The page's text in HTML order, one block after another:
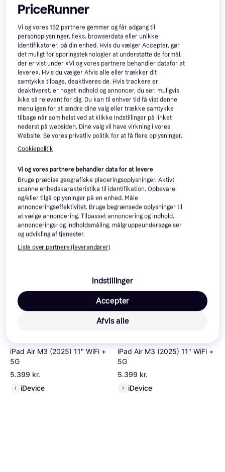
iPad Air M3 (2025) 11" WiFi +
5G
5.399 kr.
iDevice
iPad Air M3 (2025) 11" WiFi +
5G
5.399 kr.
I iDevice
iPad Air M3 (2025) 11" WiFi +
5G
5.399 kr.
I iDevice
iPad Air M3 (2025) 11" WiFi +
5G
5.399 kr.
I iDevice
PriceRunner
Vi og vores152 partnere gemmer og får adgang til
personoplysninger, f.eks. browserdata eller unikke
identifikatorer, på din enhed. Hvis du vælger Accepter, gør
det muligt for sporingsteknologier at understøtte de formål,
der er vist under »Vi og vores partnere behandler datafor at
levere«. Hvis du vælger Afvis alle eller trækker dit
samtykke tilbage, deaktiveres de. Hvis trackere er
deaktiveret, er noget indhold og annoncer, du ser, muligvis
ikke så relevant for dig. Du kan til enhver tid få vist denne
menu igen for at ændre dine valg eller trække samtykke
tilbage når som helst ved at klikke Indstillinger på linket
nederst på websiden. Dine valg vil have virkning i vores
Website. Se vores privatliv politik for at få flere oplysninger.
Cookiepolitik
Vi og vores partnere behandler data for at levere
Bruge præcise geografiske placeringsoplysninger. Aktivt
scanne enhedskarakteristika til identifikation. Opbevare
og/eller tilgå oplysninger på en enhed. Måle
annonceringseffektivitet. Bruge begrænsede oplysninger til
at vælge annoncering. Tilpasset annoncering og indhold,
annoncerings- og indholdsmåling, målgruppeundersøgelser
og udvikling af tjenester.
Liste over partnere (leverandører)
Indstillinger
Afvis alle
Accepter